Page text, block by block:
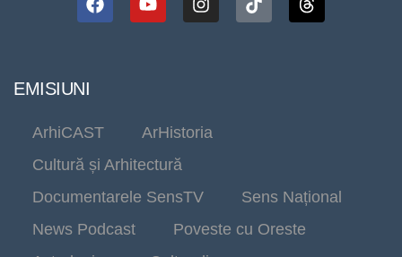
EMISIUNI
ArhiCAST
ArHistoria
Cultură și Arhitectură
Documentarele SensTV
Sens Național
News Podcast
Poveste cu Oreste